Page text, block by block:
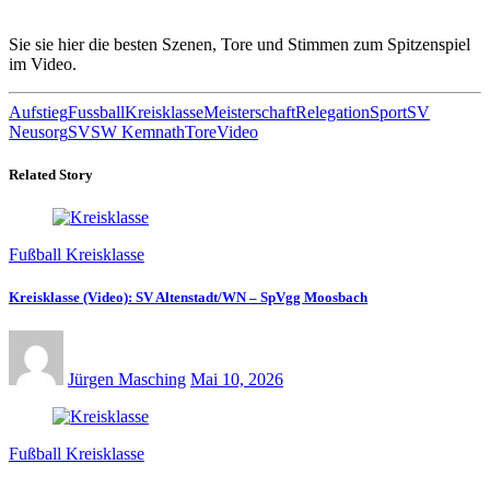
Sie sie hier die besten Szenen, Tore und Stimmen zum Spitzenspiel
im Video.
AufstiegFussballKreisklasseMeisterschaftRelegationSportSV
NeusorgSVSW KemnathToreVideo
Related Story
Fußball Kreisklasse
Kreisklasse (Video): SV Altenstadt/WN – SpVgg Moosbach
Jürgen Masching Mai 10, 2026
Fußball Kreisklasse